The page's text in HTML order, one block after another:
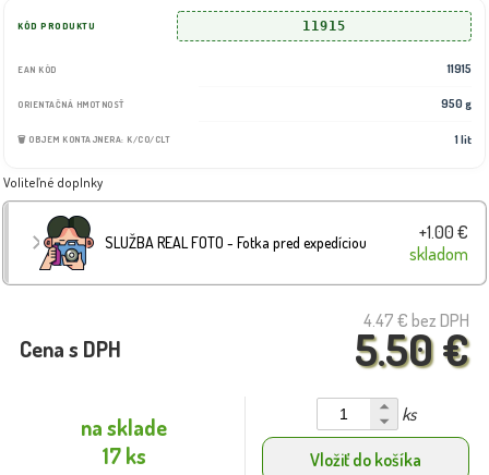
KÓD PRODUKTU 11915
EAN KÓD 11915
ORIENTAČNÁ HMOTNOSŤ 950 g
🗑️ OBJEM KONTAJNERA: K/CO/CLT 1 lit
Voliteľné doplnky
SLUŽBA REAL FOTO - Fotka pred expedíciou
+1.00 €
skladom
4.47 € bez DPH
5.50 €
Cena s DPH
na sklade
17 ks
ks
Vložiť do košíka